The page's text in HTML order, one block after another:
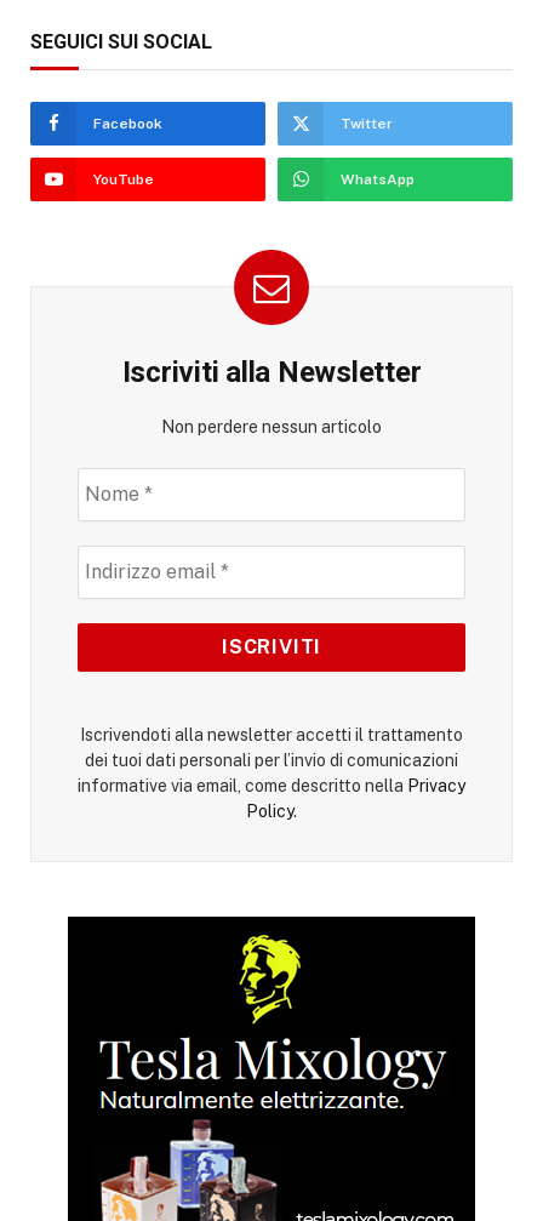
SEGUICI SUI SOCIAL
Facebook Twitter
YouTube WhatsApp
Iscriviti alla Newsletter
Non perdere nessun articolo
Iscrivendoti alla newsletter accetti il trattamento
dei tuoi dati personali per l’invio di comunicazioni
informative via email, come descritto nella Privacy
Policy.